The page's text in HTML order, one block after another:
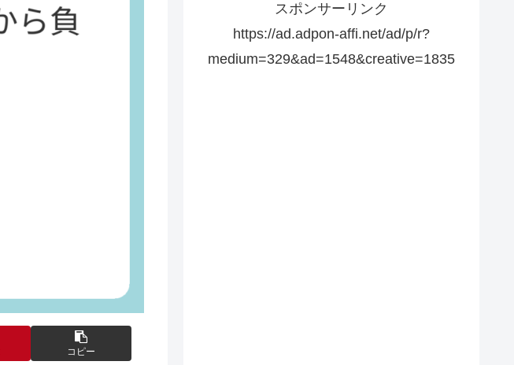
コピー
スポンサーリンク
https://ad.adpon-affi.net/ad/p/r?
medium=329&ad=1548&creative=1835